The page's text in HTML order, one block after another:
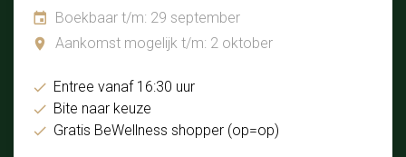
Boekbaar t/m: 29 september
Aankomst mogelijk t/m: 2 oktober
Entree vanaf 16:30 uur
Bite naar keuze
Gratis BeWellness shopper (op=op)